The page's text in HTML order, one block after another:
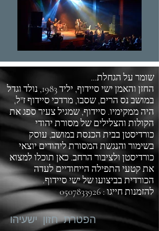
שומר על הגחלת...
החזן והאמן ישי סיידוף, יליד 1983, נולד וגדל
במושב נס הרים, שסבו, מרדכי סיידוף ז"ל,
היה ממקימיו. סיידוף, שמגיל צעיר ספג את
הקולות והצלילים של מסורת יהודי
כורדיסטן בבית הכנסת במושב, עוסק
בשימור והנגשת המסורת ליהודים יוצאי
כורדיסטן ולציבור הרחב. כאן תוכלו למצוא
את קטעי התפילה הייחודיים לעדה
הכורדית בביצועו של ישי סיידוף.
להזמנות חייגו : 0507833926
הפטרת חזון ישעיהו